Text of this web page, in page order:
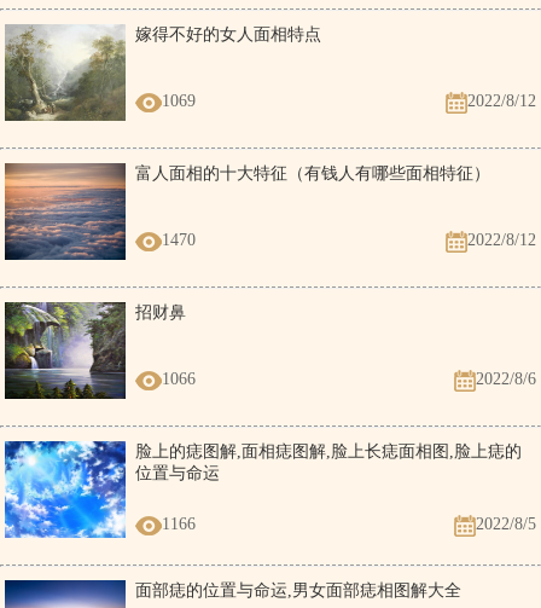
嫁得不好的女人面相特点
1069 2022/8/12
富人面相的十大特征（有钱人有哪些面相特征）
1470 2022/8/12
招财鼻
1066 2022/8/6
脸上的痣图解,面相痣图解,脸上长痣面相图,脸上痣的
位置与命运
1166 2022/8/5
面部痣的位置与命运,男女面部痣相图解大全